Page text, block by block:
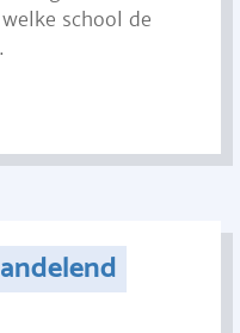
school de